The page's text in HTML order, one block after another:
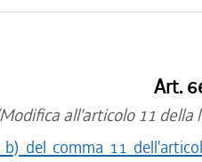
Art.
all'articolo 11
del comma 11